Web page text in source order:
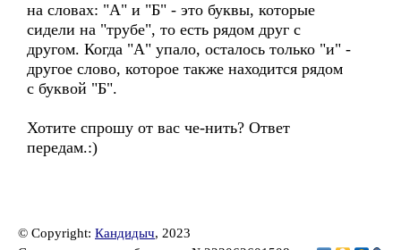
на словах: "А" и "Б" - это буквы, которые
сидели на "трубе", то есть рядом друг с
другом. Когда "А" упало, осталось только "и" -
другое слово, которое также находится рядом
с буквой "Б".
Хотите спрошу от вас че-нить? Ответ
передам.:)
© Copyright: Кандидыч, 2023